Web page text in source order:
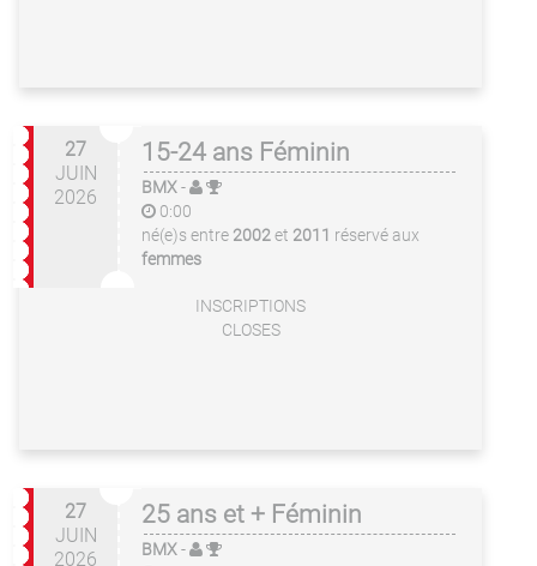
27
JUIN
2026
15-24 ans Féminin
BMX-
0:00
né(e)s entre 2002et 2011 réservé aux
femmes
INSCRIPTIONS
CLOSES
27
JUIN
2026
25 ans et + Féminin
BMX-